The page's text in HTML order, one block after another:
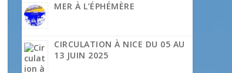
MER À L’ÉPHÉMÈRE
CIRCULATION À NICE DU 05 AU
13 JUIN 2025